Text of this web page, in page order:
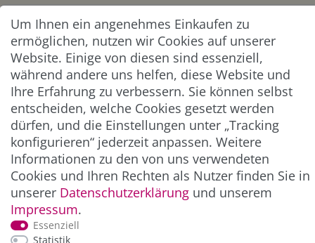
Abonnieren
** Hierbei handelt es sich um ein Pflichtfeld.
ZAHLUNG & VERSAND
Um Ihnen ein angenehmes Einkaufen zu
ermöglichen, nutzen wir Cookies auf unserer
Website. Einige von diesen sind essenziell,
während andere uns helfen, diese Website und
Ihre Erfahrung zu verbessern. Sie können selbst
entscheiden, welche Cookies gesetzt werden
dürfen, und die Einstellungen unter „Tracking
konfigurieren“ jederzeit anpassen. Weitere
Informationen zu den von uns verwendeten
Cookies und Ihren Rechten als Nutzer finden Sie in
unserer Daten­schutz­erklärung und unserem
Impressum.
Essenziell
Statistik